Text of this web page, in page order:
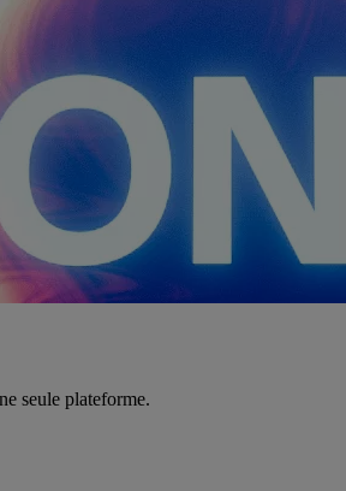
seule plateforme.